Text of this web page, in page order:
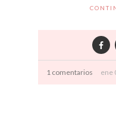
1 comentarios ene